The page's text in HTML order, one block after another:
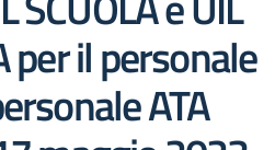
per il personale
ATA